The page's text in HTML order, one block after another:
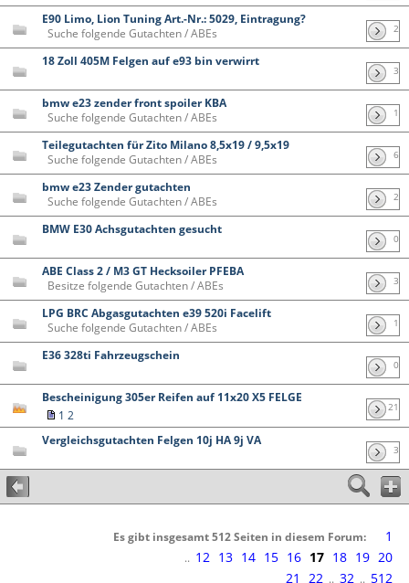
E90 Limo, Lion Tuning Art.-Nr.: 5029, Eintragung?
Suche folgende Gutachten / ABEs
2
18 Zoll 405M Felgen auf e93 bin verwirrt
3
bmw e23 zender front spoiler KBA
Suche folgende Gutachten / ABEs
1
Teilegutachten für Zito Milano 8,5x19 / 9,5x19
Suche folgende Gutachten / ABEs
6
bmw e23 Zender gutachten
Suche folgende Gutachten / ABEs
2
BMW E30 Achsgutachten gesucht
0
ABE Class 2 / M3 GT Hecksoiler PFEBA
Besitze folgende Gutachten / ABEs
3
LPG BRC Abgasgutachten e39 520i Facelift
Suche folgende Gutachten / ABEs
1
E36 328ti Fahrzeugschein
0
Bescheinigung 305er Reifen auf 11x20 X5 FELGE
1 2
21
Vergleichsgutachten Felgen 10j HA 9j VA
3
Es gibt insgesamt 512 Seiten in diesem Forum: 1
.. 12 13 14 15 16 17 18 19 20
21
22 .. 32 .. 512